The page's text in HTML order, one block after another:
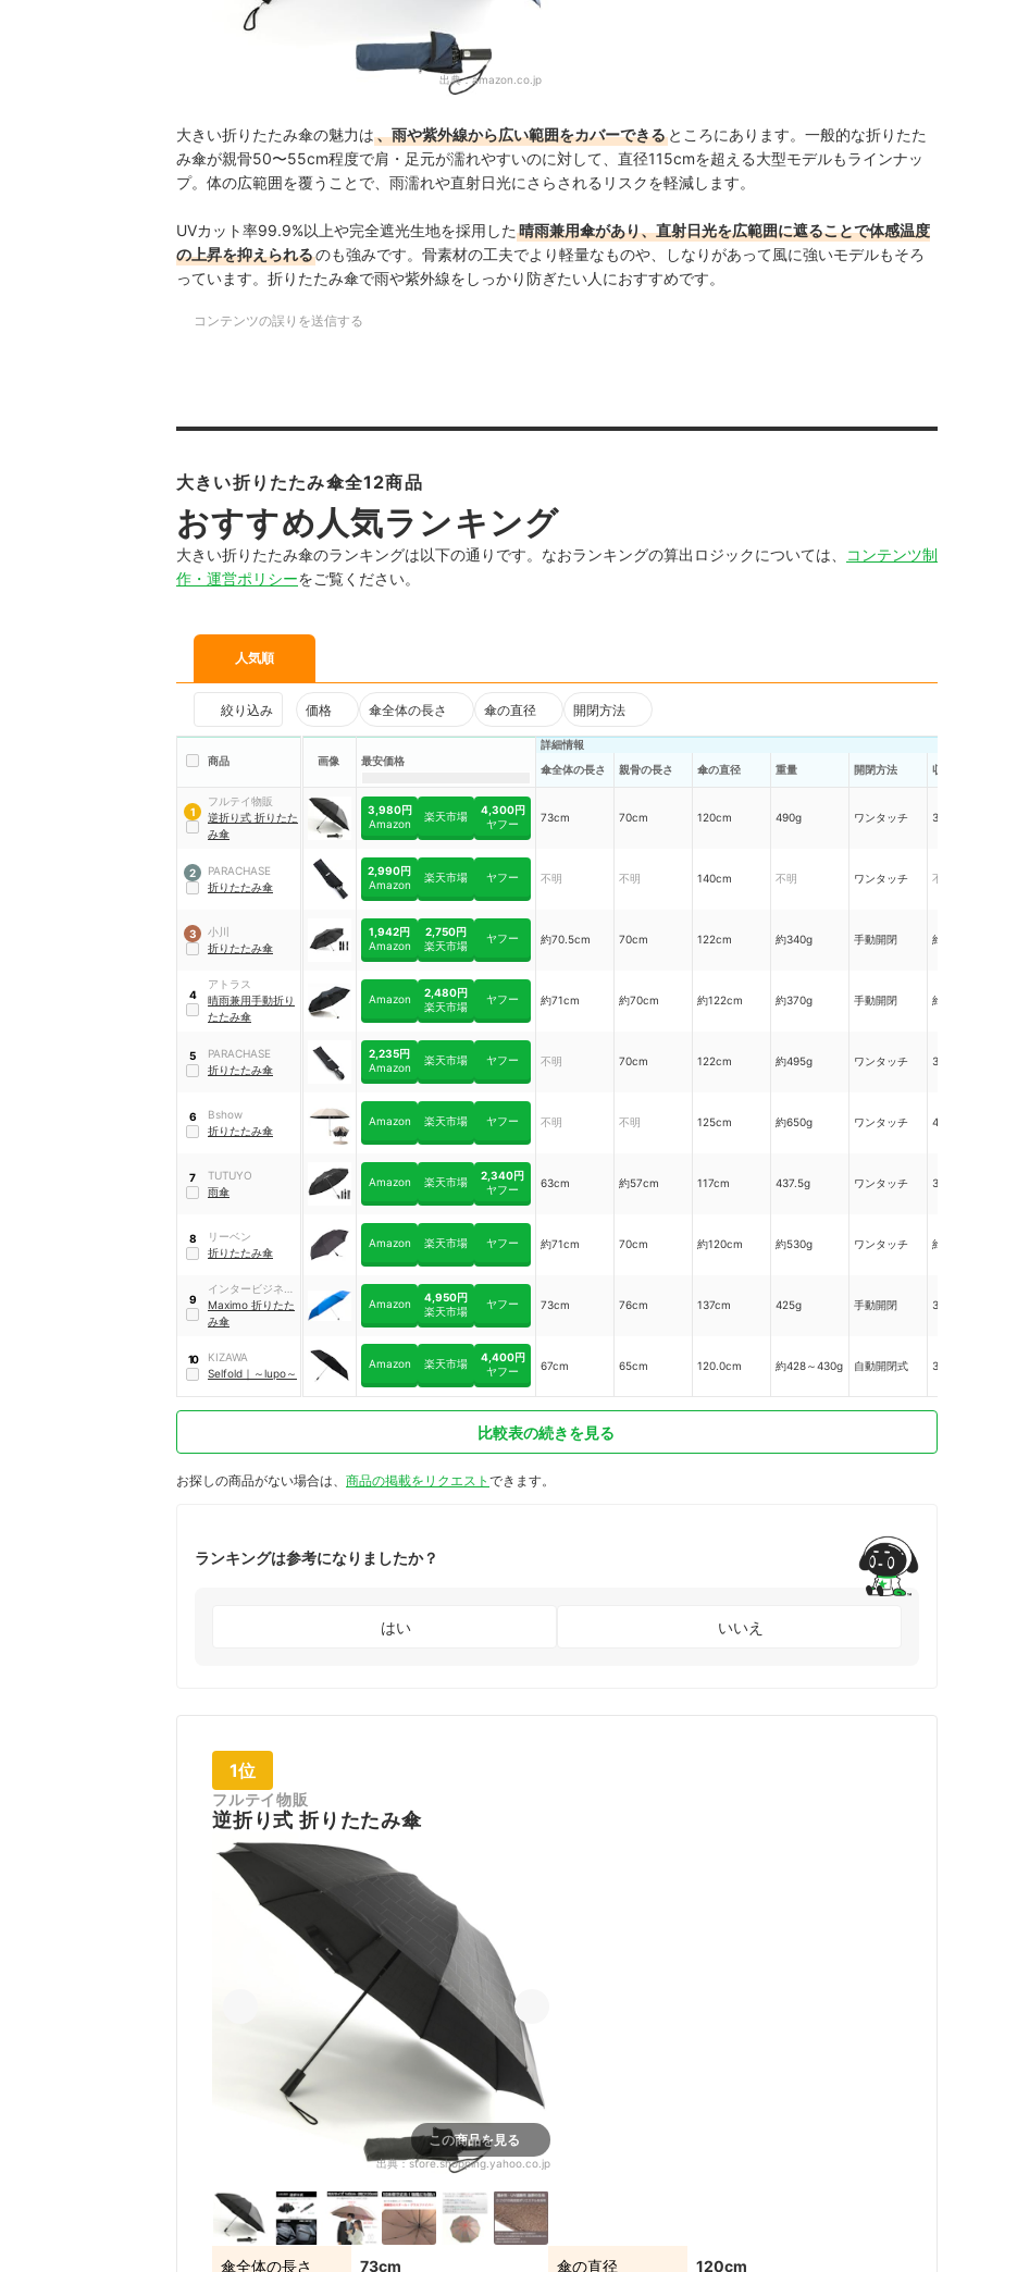
出典：amazon.co.jp
大きい折りたたみ傘の魅力は、雨や紫外線から広い範囲をカバーできる ところにあります。一般的な折りたた
み傘が親骨50〜55cm程度で肩・足元が濡れやすいのに対して、直径115cmを超える大型モデルもラインナッ
プ。体の広範囲を覆うことで、雨濡れや直射日光にさらされるリスクを軽減します。
UVカット率99.9%以上や完全遮光生地を採用した 晴雨兼用傘があり、直射日光を広範囲に遮ることで体感温度
の上昇を抑えられるのも強みです。骨素材の工夫でより軽量なものや、しなりがあって風に強いモデルもそろ
っています。折りたたみ傘で雨や紫外線をしっかり防ぎたい人におすすめです。
コンテンツの誤りを送信する
大きい折りたたみ傘全12商品
おすすめ人気ランキング
大きい折りたたみ傘のランキングは以下の通りです。なおランキングの算出ロジックについては、
コンテンツ制
作・運営ポリシーをご覧ください。
人気順
絞り込み 価格 傘全体の長さ 傘の直径 開閉方法
商品 画像 最安価格
詳細情報
傘全体の長さ
親骨の長さ 傘の直径 重量 開閉方法 収納時の長さ
1
フルテイ物販
逆折り式 折りたた
み傘
3,980円
Amazon
楽天市場
4,300円
ヤフー
73cm 70cm 120cm 490g ワンタッチ 35cm
2
PARACHASE
折りたたみ傘
2,990円
Amazon
楽天市場 ヤフー 不明 不明 140cm 不明 ワンタッチ 不明
3
小川
折りたたみ傘
1,942円
Amazon
2,750円
楽天市場
ヤフー 約70.5cm 70cm 122cm 約340g 手動開閉 約29.5cm
4
アトラス
晴雨兼用手動折り
たたみ傘
Amazon
2,480円
楽天市場
ヤフー 約71cm 約70cm 約122cm 約370g 手動開閉 約30cm
5
PARACHASE
折りたたみ傘
2,235円
Amazon
楽天市場 ヤフー 不明 70cm 122cm 約495g ワンタッチ 37cm
6
Bshow
折りたたみ傘
Amazon 楽天市場 ヤフー 不明 不明 125cm 約650g ワンタッチ 42cm
7
TUTUYO
雨傘
Amazon 楽天市場
2,340円
ヤフー
63cm 約57cm 117cm 437.5g ワンタッチ 32cm
8
リーベン
折りたたみ傘
Amazon 楽天市場 ヤフー 約71cm 70cm 約120cm 約530g ワンタッチ 約38cm
9
インタービジネス
ブリッジ
Maximo 折りたた
み傘
Amazon
4,950円
楽天市場
ヤフー 73cm 76cm 137cm 425g 手動開閉 31cm
10
KIZAWA
Selfold ｜ ～lupo～
Amazon 楽天市場
4,400円
ヤフー
67cm 65cm 120.0cm 約428～430g 自動開閉式 34.0cm
比較表の続きを見る
お探しの商品がない場合は、 商品の掲載をリクエスト できます。
ランキングは参考になりましたか？
はい いいえ
1位
フルテイ物販
逆折り式 折りたたみ傘
この商品を見る
出典：store.shopping.yahoo.co.jp
傘全体の長さ 73cm 傘の直径 120cm